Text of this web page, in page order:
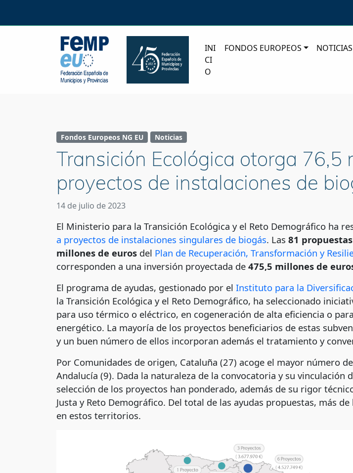
INI
CI
O
FONDOS EUROPEOS NOTICIAS
Fondos Europeos NG EU Noticias
Transición Ecológica otorga 76,5
proyectos de instalaciones de
14 de julio de 2023
El Ministerio para la Transición Ecológica y el Reto Demográfico ha
a proyectos de instalaciones singulares de biogás. Las 81 propuestas
millones de euros del Plan de Recuperación, Transformación y
corresponden a una inversión proyectada de 475,5 millones de
El programa de ayudas, gestionado por el Instituto para la
la Transición Ecológica y el Reto Demográfico, ha seleccionado
para uso térmico o eléctrico, en cogeneración de alta eficiencia o
energético. La mayoría de los proyectos beneficiarios de estas
y un buen número de ellos incorporan además el tratamiento y
Por Comunidades de origen, Cataluña (27) acoge el mayor número
Andalucía (9). Dada la naturaleza de la convocatoria y su
selección de los proyectos han ponderado, además de su rigor
Justa y Reto Demográfico. Del total de las ayudas propuestas, más
en estos territorios.